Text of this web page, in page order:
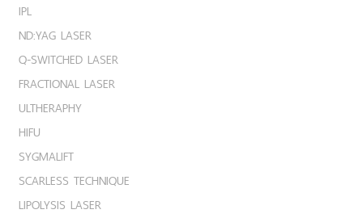
IPL
ND:YAG LASER
Q-SWITCHED LASER
FRACTIONAL LASER
ULTHERAPHY
HIFU
SYGMALIFT
SCARLESS TECHNIQUE
LIPOLYSIS LASER